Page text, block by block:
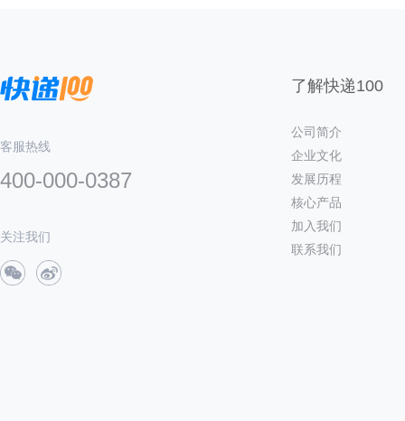
客服热线
400-000-0387
关注我们
了解快递100
公司简介
企业文化
发展历程
核心产品
加入我们
联系我们